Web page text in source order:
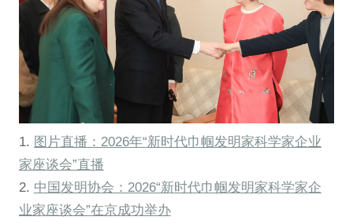
1. 图片直播：2026年“新时代巾帼发明家科学家企业
家座谈会”直播
2. 中国发明协会：2026“新时代巾帼发明家科学家企
业家座谈会”在京成功举办